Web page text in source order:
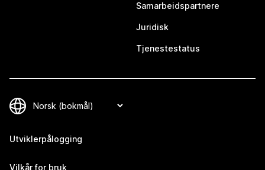
Samarbeidspartnere
Juridisk
Tjenestestatus
Utviklerpålogging
Vilkår for bruk